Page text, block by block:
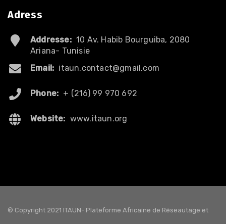
Adress
Addresse: 10 Av. Habib Bourguiba, 2080
Ariana- Tunisie
Email: itaun.contact@gmail.com
Phone: + (216) 99 970 692
Website: www.itaun.org
© Copyright 2021 ITAUN- Plateforme Africaine de Réseautage et